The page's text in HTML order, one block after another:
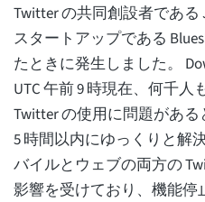
Twitter の共同創設者である
スタートアップである
たときに発生しました。
UTC 午前 9 時現在、何千人
Twitter の使用に問題があ
5 時間以内にゆっくりと解
バイルとウェブの両方の
影響を受けており、機能